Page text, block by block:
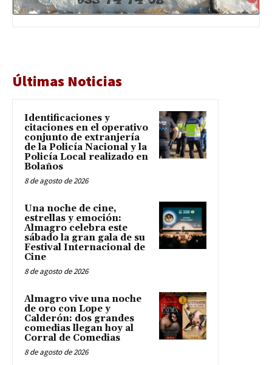
Últimas Noticias
Identificaciones y
citaciones en el operativo
conjunto de extranjería
de la Policía Nacional y la
Policía Local realizado en
Bolaños
8 de agosto de 2026
Una noche de cine,
estrellas y emoción:
Almagro celebra este
sábado la gran gala de su
Festival Internacional de
Cine
8 de agosto de 2026
Almagro vive una noche
de oro con Lope y
Calderón: dos grandes
comedias llegan hoy al
Corral de Comedias
8 de agosto de 2026